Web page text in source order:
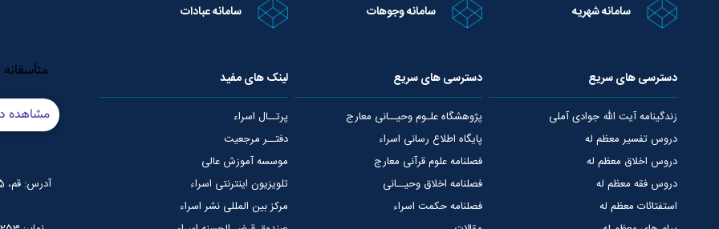
سامانه شهریه سامانه وجوهات سامانه عبادات
دسترسی های سریع
زندگینامه آیت الله جوادی آملی
دروس تفسیر معظم له
دروس اخلاق معظم له
دروس فقه معظم له
استفتائات معظم له
دسترسی های سریع
پژوهشگاه علـوم وحیــانی معارج
پایگاه اطلاع رسانی اسراء
فصلنامه علوم قرآنی معارج
فصلنامه اخلاق وحیــانی
فصلنامه حکمت اسراء
لینک های مفید
پرتــال اسراء
دفتــر مرجعیت
موسسه آموزش عالی
تلویزیون اینترنتی اسراء
مرکز بین المللی نشر اسراء
آدرس: قم، 75 متری عمار یاسر، نبش خیابان شهید قدوسی